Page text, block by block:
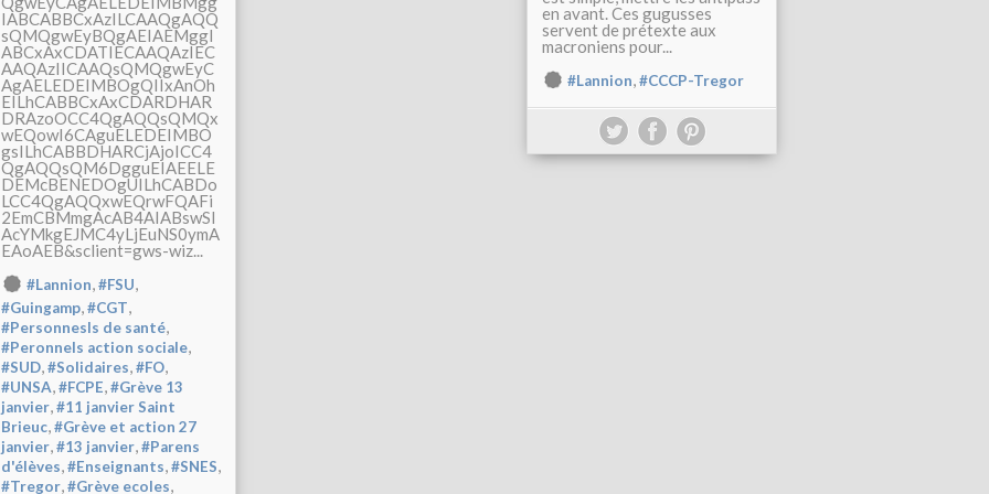
IABCABBCxAzILCAAQgAQQ
sQMQgwEyBQgAEIAEMggI
ABCxAxCDATIECAAQAzIEC
AAQAzIICAAQsQMQgwEyC
AgAELEDEIMBOgQIIxAnOh
EILhCABBCxAxCDARDHAR
DRAzoOCC4QgAQQsQMQx
wEQowI6CAguELEDEIMBO
gsILhCABBDHARCjAjoICC4
QgAQQsQM6DgguEIAEELE
DEMcBENEDOgUILhCABDo
LCC4QgAQQxwEQrwFQAFi
2EmCBMmgAcAB4AIABswSI
AcYMkgEJMC4yLjEuNS0ymA
EAoAEB&sclient=gws-wiz...
#Lannion,#FSU,
#Guingamp,#CGT,
#Personnesls de santé,
#Peronnels action sociale,
#SUD,#Solidaires,#FO,
#UNSA,#FCPE,#Grève 13
janvier,#11 janvier Saint
Brieuc,#Grève et action 27
janvier,#13 janvier,#Parens
d'élèves,#Enseignants,#SNES,
#Tregor,#Grève ecoles,
en avant. Ces gugusses
servent de prétexte aux
macroniens pour...
#Lannion,#CCCP-Tregor